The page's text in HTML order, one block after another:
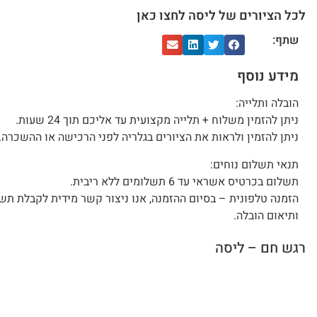
לכל הציורים של ליסה לחצו כאן
שתף:
מידע נוסף
הובלה ותלייה:
ניתן להזמין משלוח + תלייה מקצועית עד אליכם תוך 24 שעות.
ניתן להזמין ולראות את הציורים בגלריה לפני הרכישה או
תנאי תשלום נוחים:
תשלום בכרטיס אשראי עד 6 תשלומים ללא ריבית.
הזמנה טלפונית – בסיום ההזמנה, אנו ניצור קשר מידית לקבלת
ותיאום הובלה.
רגש חם – ליסה